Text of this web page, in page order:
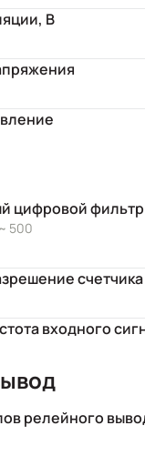
В
цифровой фильтр
500
счетчика
входного
релейного